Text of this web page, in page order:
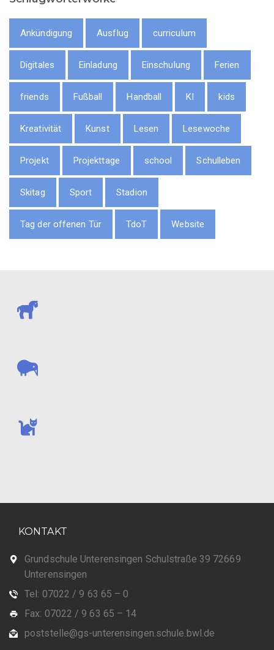
Ankündigung Ausflug curriculum
Digitales Einladung Einschulung Ferien
friends Fußball Handball KI kids
Kreativität Kunst Lesen Lesewoche
Projekt Projekttage school Schulleben
Skitag Sport Stadion
Tag der offenen Tür TdoT Website
KONTAKT
Grundschule Unterensingen Schulstraße 39 72669
Unterensingen
Tel: 07022 / 9 63 65 – 0
Fax: 07022 / 9 63 65 – 14
poststelle@gs-unterensingen.schule.bwl.de